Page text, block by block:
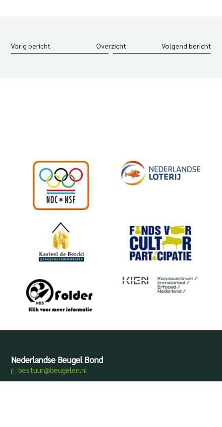
Vorig bericht Overzicht Volgend bericht
Nederlandse Beugel Bond
bestuur@beugelen.nl